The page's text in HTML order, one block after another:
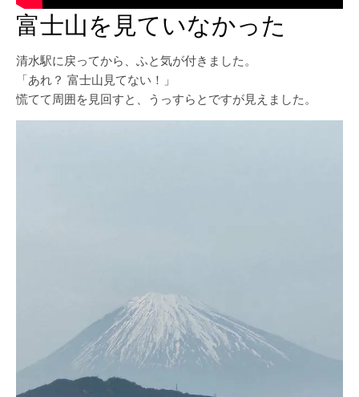
富士山を見ていなかった
清水駅に戻ってから、ふと気が付きました。
「あれ？ 富士山見てない！」
慌てて周囲を見回すと、うっすらとですが見えました。